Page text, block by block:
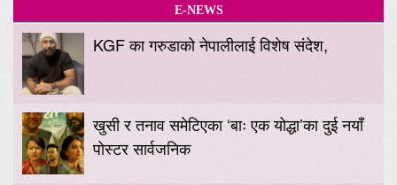
E-NEWS
KGF का गरुडाको नेपालीलाई विशेष संदेश,
खुसी र तनाव समेटिएका ‘बाः एक योद्धा’का दुई नयाँ
पोस्टर सार्वजनिक